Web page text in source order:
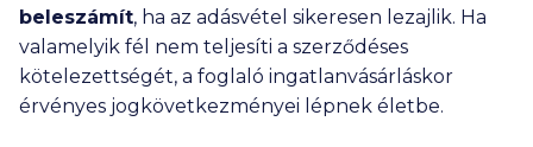
beleszámít, ha az adásvétel sikeresen lezajlik. Ha
valamelyik fél nem teljesíti a szerződéses
kötelezettségét, a foglaló ingatlanvásárláskor
érvényes jogkövetkezményei lépnek életbe.